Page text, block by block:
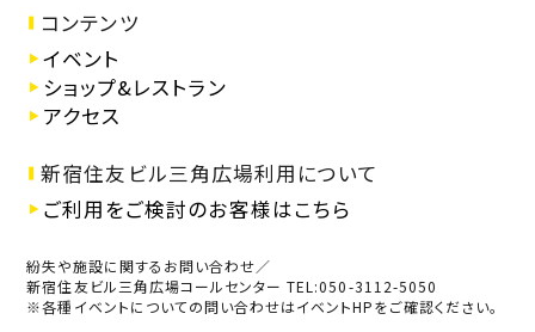
コンテンツ
イベント
ショップ&レストラン
アクセス
新宿住友ビル三角広場利用について
ご利用をご検討のお客様はこちら
紛失や施設に関するお問い合わせ／
新宿住友ビル三角広場コールセンター TEL:050-3112-5050
※各種イベントについての問い合わせはイベントHPをご確認ください。